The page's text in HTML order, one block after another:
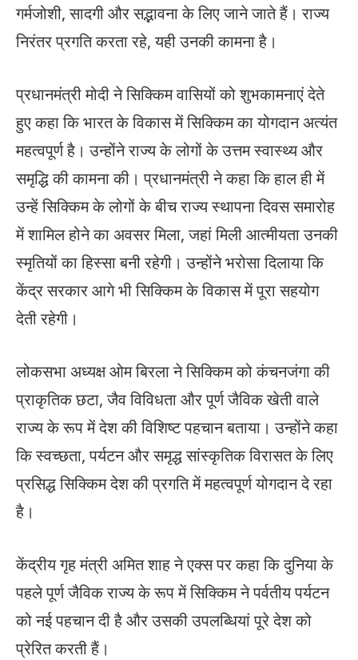
गर्मजोशी, सादगी और सद्भावना के लिए जाने जाते हैं। राज्य
निरंतर प्रगति करता रहे, यही उनकी कामना है।
प्रधानमंत्री मोदी ने सिक्किम वासियों को शुभकामनाएं देते
हुए कहा कि भारत के विकास में सिक्किम का योगदान अत्यंत
महत्वपूर्ण है। उन्होंने राज्य के लोगों के उत्तम स्वास्थ्य और
समृद्धि की कामना की। प्रधानमंत्री ने कहा कि हाल ही में
उन्हें सिक्किम के लोगों के बीच राज्य स्थापना दिवस समारोह
में शामिल होने का अवसर मिला, जहां मिली आत्मीयता उनकी
स्मृतियों का हिस्सा बनी रहेगी। उन्होंने भरोसा दिलाया कि
केंद्र सरकार आगे भी सिक्किम के विकास में पूरा सहयोग
देती रहेगी।
लोकसभा अध्यक्ष ओम बिरला ने सिक्किम को कंचनजंगा की
प्राकृतिक छटा, जैव विविधता और पूर्ण जैविक खेती वाले
राज्य के रूप में देश की विशिष्ट पहचान बताया। उन्होंने कहा
कि स्वच्छता, पर्यटन और समृद्ध सांस्कृतिक विरासत के लिए
प्रसिद्ध सिक्किम देश की प्रगति में महत्वपूर्ण योगदान दे रहा
है।
केंद्रीय गृह मंत्री अमित शाह ने एक्स पर कहा कि दुनिया के
पहले पूर्ण जैविक राज्य के रूप में सिक्किम ने पर्वतीय पर्यटन
को नई पहचान दी है और उसकी उपलब्धियां पूरे देश को
प्रेरित करती हैं।